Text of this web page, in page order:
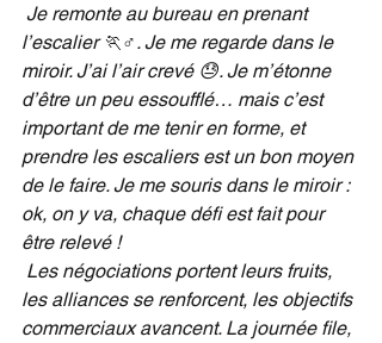
Je remonte au bureau en prenant
l’escalier 🏃♂️. Je me regarde dans le
miroir. J’ai l’air crevé 😓. Je m’étonne
d’être un peu essoufflé… mais c’est
important de me tenir en forme, et
prendre les escaliers est un bon moyen
de le faire. Je me souris dans le miroir :
ok, on y va, chaque défi est fait pour
être relevé !
Les négociations portent leurs fruits,
les alliances se renforcent, les objectifs
commerciaux avancent. La journée file,